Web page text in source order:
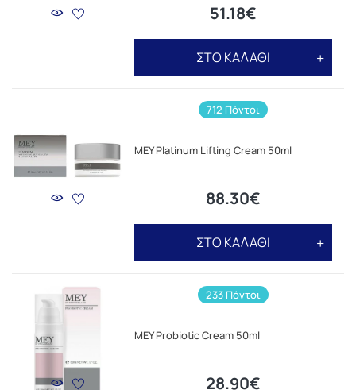
51.18€
ΣΤΟ ΚΑΛΑΘΙ
712 Πόντοι
MEY Platinum Lifting Cream 50ml
88.30€
ΣΤΟ ΚΑΛΑΘΙ
233 Πόντοι
MEY Probiotic Cream 50ml
28.90€